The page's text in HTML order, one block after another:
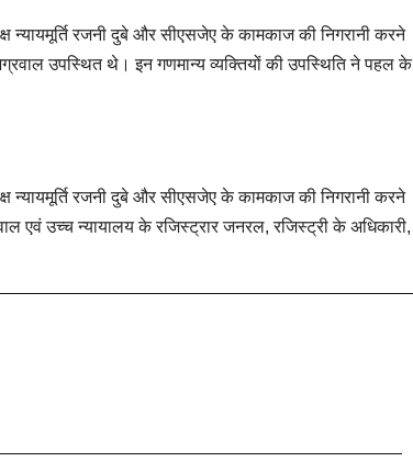
न्यायमूर्ति रजनी दुबे और सीएसजेए के कामकाज की निगरानी करने
उपस्थित थे। इन गणमान्य व्यक्तियों की उपस्थिति ने पहल के
न्यायमूर्ति रजनी दुबे और सीएसजेए के कामकाज की निगरानी करने
एवं उच्च न्यायालय के रजिस्ट्रार जनरल, रजिस्ट्री के अधिकारी,